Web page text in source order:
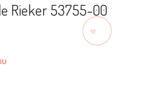
Rieker 53755-00